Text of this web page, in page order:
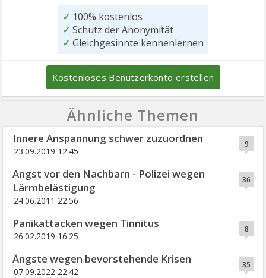
✓ 100% kostenlos
✓ Schutz der Anonymität
✓ Gleichgesinnte kennenlernen
Kostenloses Benutzerkonto erstellen
Ähnliche Themen
9
Innere Anspannung schwer zuzuordnen
23.09.2019 12:45
36
Angst vor den Nachbarn - Polizei wegen
Lärmbelästigung
24.06.2011 22:56
8
Panikattacken wegen Tinnitus
26.02.2019 16:25
35
Ängste wegen bevorstehende Krisen
07.09.2022 22:42